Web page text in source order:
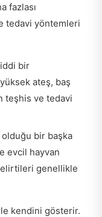
fazlası
tedavi yöntemleri
bir
ateş, baş
teşhis ve tedavi
bir başka
evcil hayvan
genellikle
kendini gösterir.